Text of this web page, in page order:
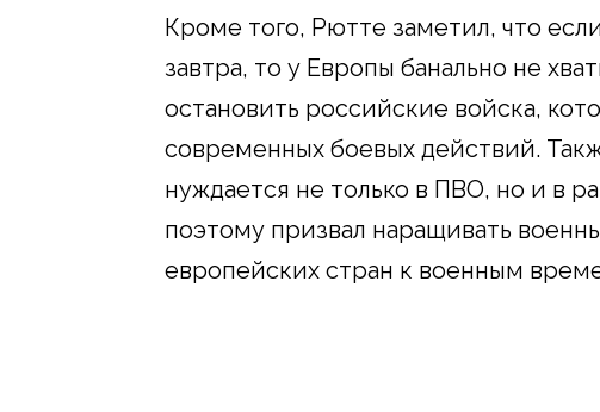
Кроме того, Рютте заметил, что
завтра, то у Европы банально не
остановить российские войска,
современных боевых действий.
нуждается не только в ПВО, но и в
поэтому призвал наращивать
европейских стран к военным